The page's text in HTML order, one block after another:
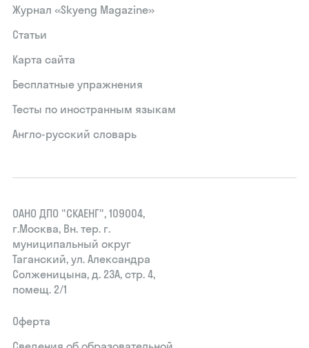
Журнал «Skyeng Magazine»
Статьи
Карта сайта
Бесплатные упражнения
Тесты по иностранным языкам
Англо-русский словарь
ОАНО ДПО "СКАЕНГ", 109004,
г.Москва, Вн. тер. г.
муниципальный округ
Таганский, ул. Александра
Солженицына, д. 23А, стр. 4,
помещ. 2/1
Оферта